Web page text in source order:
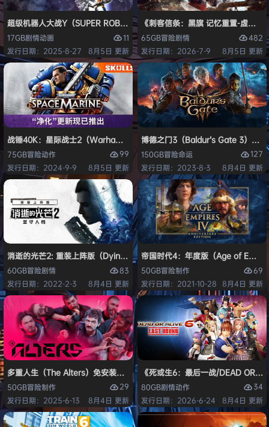
超级机器人大战Y（SUPER ROBOT WARS Y）免安装中文版
17GB剧情动画
11
发行日期：2025-8-27
8月5日 更新
《刺客信条：黑旗 记忆重置-虚拟
65GB冒险剧情
482
发行日期：2026-7-9
8月5日 更新
战锤40K：星际战士2（Warhammer 40,000: Space Marine 2）免安装
75GB冒险动作
99
发行日期：2024-9-9
8月5日 更新
博德之门3（Baldur’s Gate 3）免安
150GB冒险命运
127
发行日期：2023-8-3
8月4日 更新
消逝的光芒2: 重装上阵版（Dying Light 2 Stay Human: Reloaded
60GB冒险剧情
83
发行日期：2022-2-3
8月4日 更新
帝国时代4：年度版（Age of
50GB冒险制作
69
发行日期：2021-10-28 8月4日 更新
多重人生（The Alters）免安装中文版
50GB冒险制作
29
发行日期：2025-6-13
8月4日 更新
《死或生6：最后一战/DEAD OR
80GB剧情动作
34
发行日期：2026-6-24
8月4日 更新